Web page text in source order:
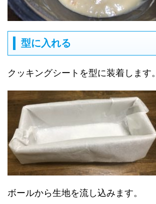
型に入れる
クッキングシートを型に装着します。
ボールから生地を流し込みます。